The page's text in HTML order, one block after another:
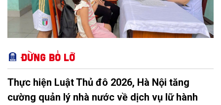
Đừng bỏ lỡ
Thực hiện Luật Thủ đô 2026, Hà Nội tăng
cường quản lý nhà nước về dịch vụ lữ hành